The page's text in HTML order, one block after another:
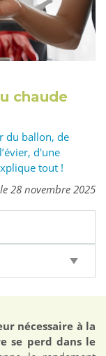
chaude
du ballon, de
d'une
tout !
28 novembre 2025
nécessaire à la
se perd dans le